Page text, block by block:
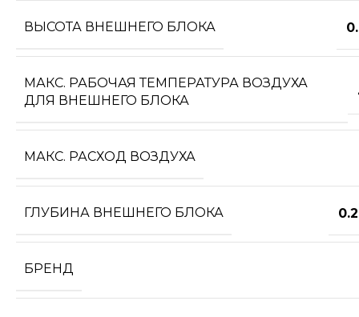
ВЫСОТА ВНЕШНЕГО БЛОКА
МАКС. РАБОЧАЯ ТЕМПЕРАТУРА ВОЗДУХА
ДЛЯ ВНЕШНЕГО БЛОКА
МАКС. РАСХОД ВОЗДУХА
ГЛУБИНА ВНЕШНЕГО БЛОКА
БРЕНД